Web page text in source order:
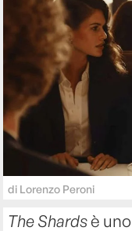
di Lorenzo Peroni
The Shardsè